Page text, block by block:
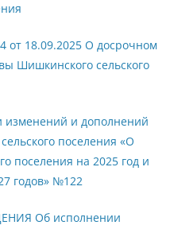
18.09.2025 О досрочном
Шишкинского сельского
изменений и дополнений
поселения «О
поселения на 2025 год и
годов» №122
Об исполнении